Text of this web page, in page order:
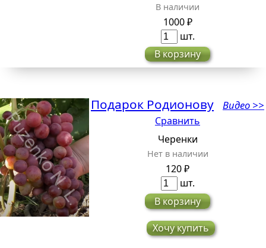
В наличии
1000 ₽
шт.
В корзину
Подарок Родионову Видео >>
Сравнить
Черенки
Нет в наличии
120 ₽
шт.
В корзину
Хочу купить